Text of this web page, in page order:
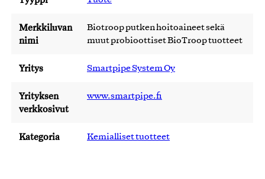
Merkkiluvan
nimi
Biotroop putken hoitoaineet sekä
muut probioottiset BioTroop tuotteet
Yritys Smartpipe System Oy
Yrityksen
verkkosivut
www.smartpipe.fi
Kategoria Kemialliset tuotteet